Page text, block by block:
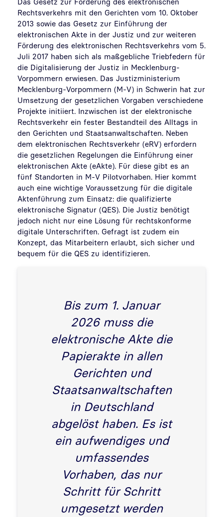
Rechtsverkehrs mit den Gerichten vom 10. Oktober
2013 sowie das Gesetz zur Einführung der
elektronischen Akte in der Justiz und zur weiteren
Förderung des elektronischen Rechtsverkehrs vom 5.
Juli 2017 haben sich als maßgebliche Triebfedern für
die Digitalisierung der Justiz in Mecklenburg-
Vorpommern erwiesen. Das Justizministerium
Mecklenburg-Vorpommern (M-V) in Schwerin hat zur
Umsetzung der gesetzlichen Vorgaben verschiedene
Projekte initiiert. Inzwischen ist der elektronische
Rechtsverkehr ein fester Bestandteil des Alltags in
den Gerichten und Staatsanwaltschaften. Neben
dem elektronischen Rechtsverkehr (eRV) erfordern
die gesetzlichen Regelungen die Einführung einer
elektronischen Akte (eAkte). Für diese gibt es an
fünf Standorten in M-V Pilotvorhaben. Hier kommt
auch eine wichtige Voraussetzung für die digitale
Aktenführung zum Einsatz: die qualifizierte
elektronische Signatur (QES). Die Justiz benötigt
jedoch nicht nur eine Lösung für rechtskonforme
digitale Unterschriften. Gefragt ist zudem ein
Konzept, das Mitarbeitern erlaubt, sich sicher und
bequem für die QES zu identifizieren.
Bis zum 1. Januar
2026 muss die
elektronische Akte die
Papierakte in allen
Gerichten und
Staatsanwaltschaften
in Deutschland
abgelöst haben. Es ist
ein aufwendiges und
umfassendes
Vorhaben, das nur
Schritt für Schritt
umgesetzt werden